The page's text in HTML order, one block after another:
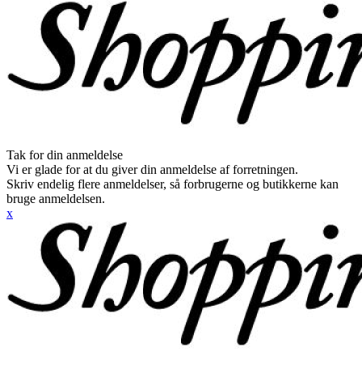
Tak for din anmeldelse
Vi er glade for at du giver din anmeldelse af forretningen.
Skriv endelig flere anmeldelser, så forbrugerne og butikkerne kan
bruge anmeldelsen.
x